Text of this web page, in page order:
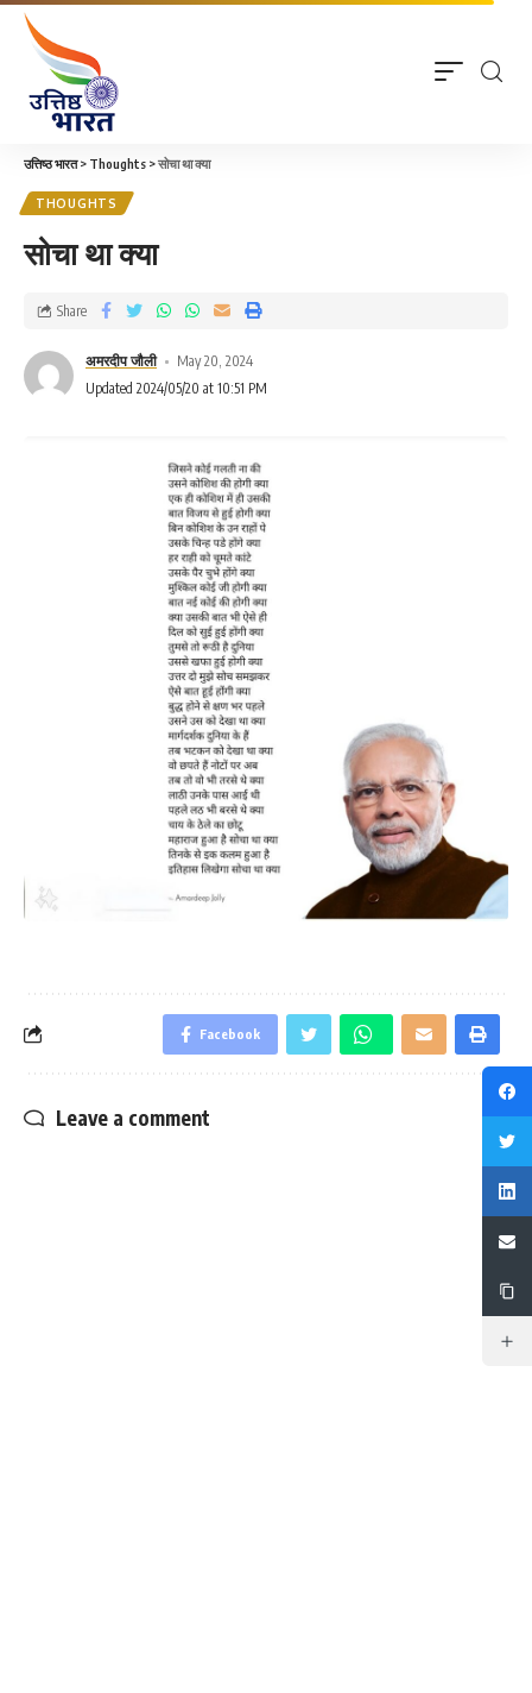
उत्तिष्ठ भारत> Thoughts >सोचा था क्या
THOUGHTS
सोचा था क्या
अमरदीप जौली
May 20, 2024
Updated 2024/05/20 at 10:51 PM
Share
Facebook
Leave a comment